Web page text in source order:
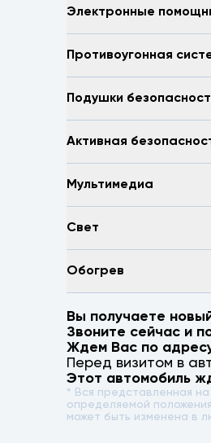
Электронные
Противоугонная
Подушки
Активная
Мультимедиа
Свет
Обогрев
Вы получаете
Звоните сейчас и
Ждем Вас по
Перед визитом в
Этот автомобиль
* Вся представленная
определяемой
может быть изменена в